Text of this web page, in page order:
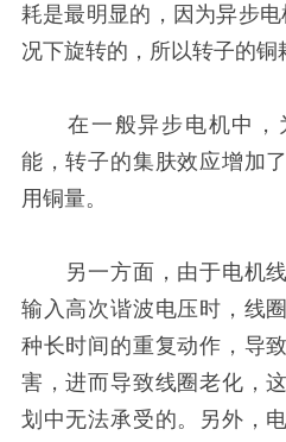
耗是最明显的，因为异步
况下旋转的，所以转子的铜
在一般异步电机中，
能，转子的集肤效应增加
用铜量。
另一方面，由于电机线
输入高次谐波电压时，线
种长时间的重复动作，导
害，进而导致线圈老化，
划中无法承受的。另外，